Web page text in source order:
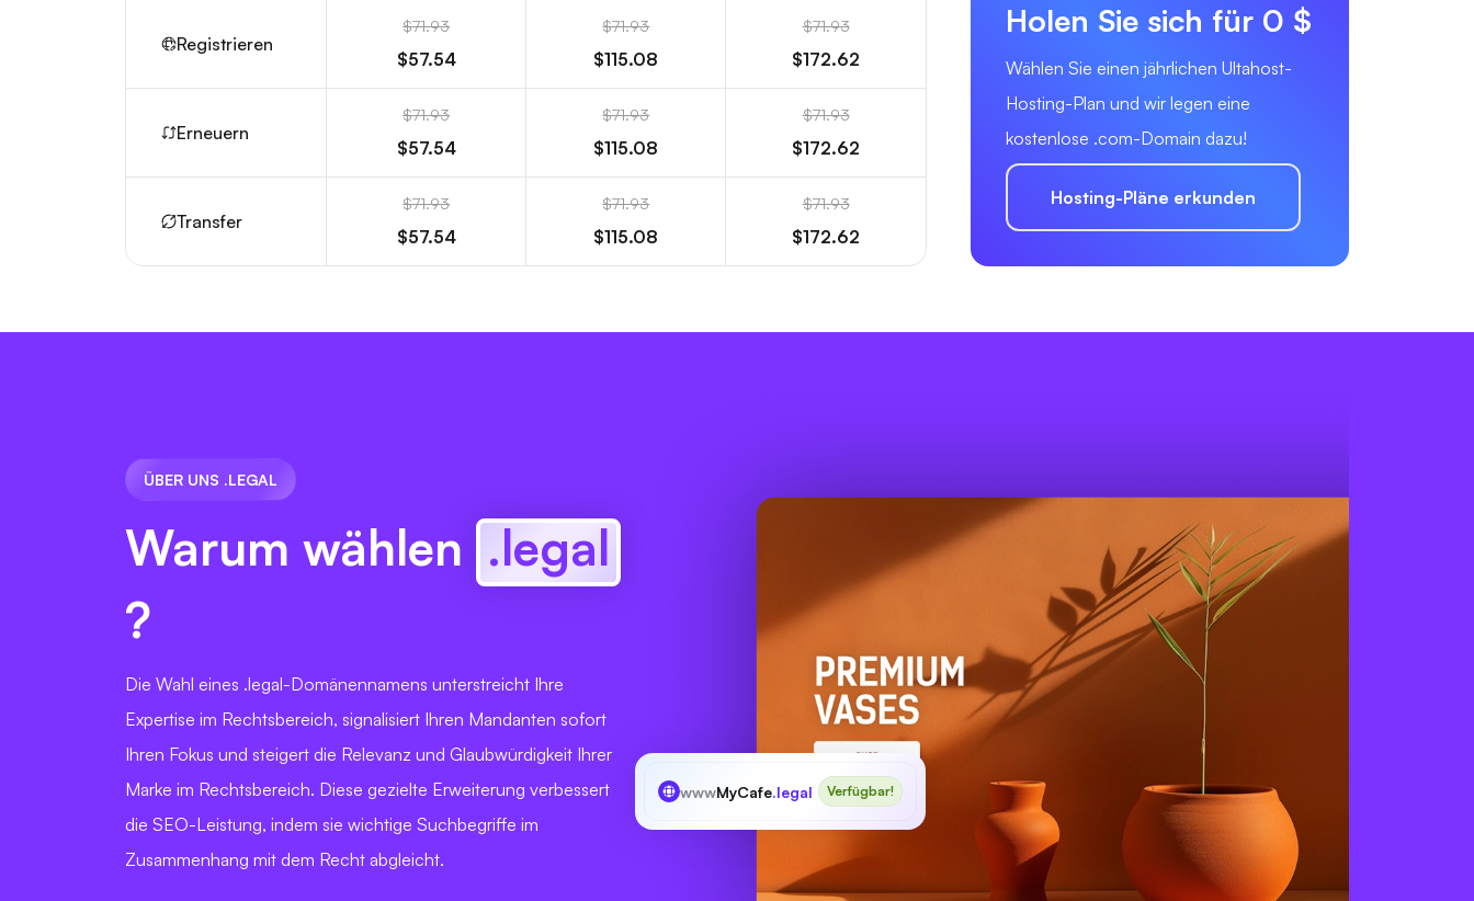
Registrieren
$71.93
$57.54
$71.93
$115.08
$71.93
$172.62
Erneuern
$71.93
$57.54
$71.93
$115.08
$71.93
$172.62
Transfer
$71.93
$57.54
$71.93
$115.08
$71.93
$172.62
Holen Sie sich für 0 $
Wählen Sie einen jährlichen Ultahost-
Hosting-Plan und wir legen eine
kostenlose .com-Domain dazu!
Hosting-Pläne erkunden
ÜBER UNS .LEGAL
Warum wählen .legal
?
Die Wahl eines .legal-Domänennamens unterstreicht Ihre
Expertise im Rechtsbereich, signalisiert Ihren Mandanten sofort
Ihren Fokus und steigert die Relevanz und Glaubwürdigkeit Ihrer
Marke im Rechtsbereich. Diese gezielte Erweiterung verbessert
die SEO-Leistung, indem sie wichtige Suchbegriffe im
Zusammenhang mit dem Recht abgleicht.
wwwMyCafe.legal Verfügbar!